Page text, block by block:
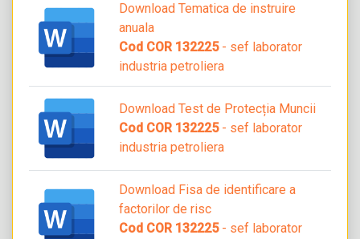
Download Tematica de instruire
anuala
Cod COR 132225- sef laborator
industria petroliera
Download Test de Protecția Muncii
Cod COR 132225- sef laborator
industria petroliera
Download Fisa de identificare a
factorilor de risc
Cod COR 132225- sef laborator